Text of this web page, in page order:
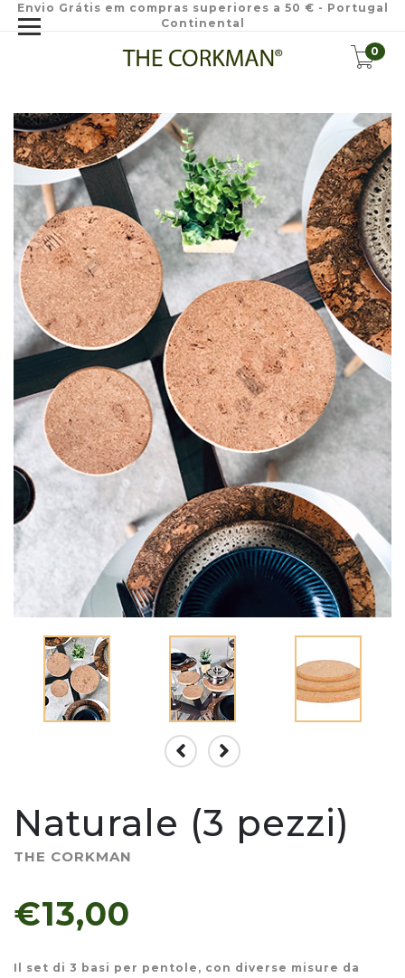
Envio Grátis em compras superiores a 50 € - Portugal
Continental
0
Naturale (3 pezzi)
THE CORKMAN
€13,00
Il set di 3 basi per pentole, con diverse misure da